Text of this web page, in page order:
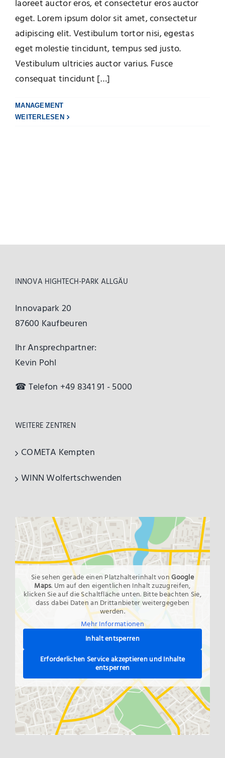
laoreet auctor eros, et consectetur eros auctor
eget. Lorem ipsum dolor sit amet, consectetur
adipiscing elit. Vestibulum tortor nisi, egestas
eget molestie tincidunt, tempus sed justo.
Vestibulum ultricies auctor varius. Fusce
consequat tincidunt […]
MANAGEMENT
WEITERLESEN
INNOVA HIGHTECH-PARK ALLGÄU
Innovapark 20
87600 Kaufbeuren
Ihr Ansprechpartner:
Kevin Pohl
☎ Telefon +49 8341 91 - 5000
WEITERE ZENTREN
COMETA Kempten
WINN Wolfertschwenden
Sie sehen gerade einen Platzhalterinhalt vonGoogle
Maps. Um auf den eigentlichen Inhalt zuzugreifen,
klicken Sie auf die Schaltfläche unten. Bitte beachten Sie,
dass dabei Daten an Drittanbieter weitergegeben
werden.
Mehr Informationen
Inhalt entsperren
Erforderlichen Service akzeptieren und Inhalte
entsperren